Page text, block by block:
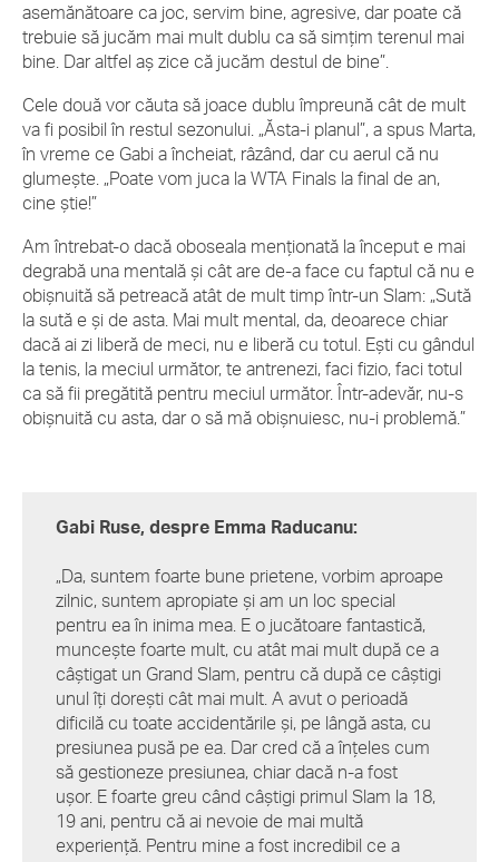
asemănătoare ca joc, servim bine, agresive, dar poate că
trebuie să jucăm mai mult dublu ca să simțim terenul mai
bine. Dar altfel aș zice că jucăm destul de bine”.
Cele două vor căuta să joace dublu împreună cât de mult
va fi posibil în restul sezonului. „Ăsta-i planul”, a spus Marta,
în vreme ce Gabi a încheiat, râzând, dar cu aerul că nu
glumește. „Poate vom juca la WTA Finals la final de an,
cine știe!”
Am întrebat-o dacă oboseala menționată la început e mai
degrabă una mentală și cât are de-a face cu faptul că nu e
obișnuită să petreacă atât de mult timp într-un Slam: „Sută
la sută e și de asta. Mai mult mental, da, deoarece chiar
dacă ai zi liberă de meci, nu e liberă cu totul. Ești cu gândul
la tenis, la meciul următor, te antrenezi, faci fizio, faci totul
ca să fii pregătită pentru meciul următor. Într-adevăr, nu-s
obișnuită cu asta, dar o să mă obișnuiesc, nu-i problemă.”
Gabi Ruse, despre Emma Raducanu:
„Da, suntem foarte bune prietene, vorbim aproape
zilnic, suntem apropiate și am un loc special
pentru ea în inima mea. E o jucătoare fantastică,
muncește foarte mult, cu atât mai mult după ce a
câștigat un Grand Slam, pentru că după ce câștigi
unul îți dorești cât mai mult. A avut o perioadă
dificilă cu toate accidentările și, pe lângă asta, cu
presiunea pusă pe ea. Dar cred că a înțeles cum
să gestioneze presiunea, chiar dacă n-a fost
ușor. E foarte greu când câștigi primul Slam la 18,
19 ani, pentru că ai nevoie de mai multă
experiență. Pentru mine a fost incredibil ce a